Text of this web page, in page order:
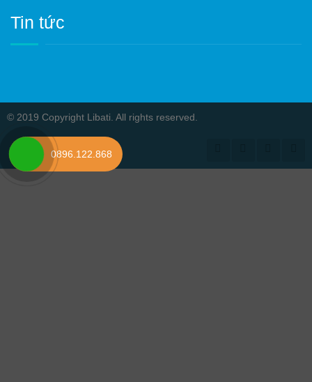
Tin tức
© 2019 Copyright Libati. All rights reserved.
0896.122.868